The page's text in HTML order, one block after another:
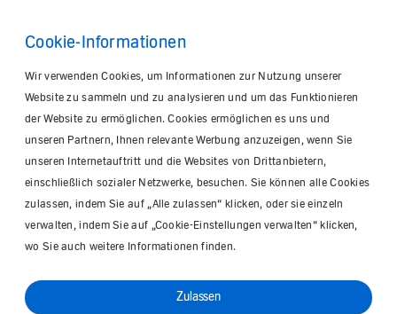
Cookie-Informationen
Wir verwenden Cookies, um Informationen zur Nutzung unserer
Website zu sammeln und zu analysieren und um das Funktionieren
der Website zu ermöglichen. Cookies ermöglichen es uns und
unseren Partnern, Ihnen relevante Werbung anzuzeigen, wenn Sie
unseren Internetauftritt und die Websites von Drittanbietern,
einschließlich sozialer Netzwerke, besuchen. Sie können alle Cookies
zulassen, indem Sie auf „Alle zulassen“ klicken, oder sie einzeln
verwalten, indem Sie auf „Cookie-Einstellungen verwalten“ klicken,
wo Sie auch weitere Informationen finden.
Zulassen